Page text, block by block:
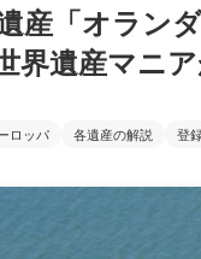
産「オラン
界遺産マニ
ロッパ 各遺産の解説 登